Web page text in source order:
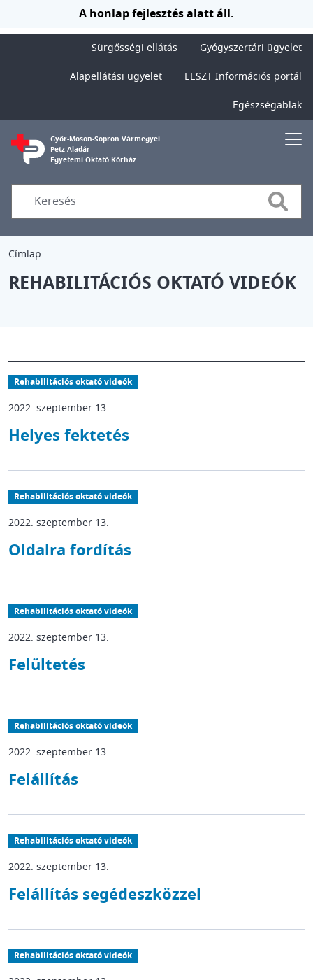
Ugrás a tartalomraA honlap fejlesztés alatt áll.
Sürgősségi ellátás
Gyógyszertári ügyelet
Alapellátási ügyelet
EESZT Információs portál
Egészségablak
Győr-Moson-Sopron Vármegyei
Petz Aladár
Egyetemi Oktató Kórház
Search
Címlap
REHABILITÁCIÓS OKTATÓ VIDEÓK
Rehabilitációs oktató videók
2022. szeptember 13.
Helyes fektetés
Rehabilitációs oktató videók
2022. szeptember 13.
Oldalra fordítás
Rehabilitációs oktató videók
2022. szeptember 13.
Felültetés
Rehabilitációs oktató videók
2022. szeptember 13.
Felállítás
Rehabilitációs oktató videók
2022. szeptember 13.
Felállítás segédeszközzel
Rehabilitációs oktató videók